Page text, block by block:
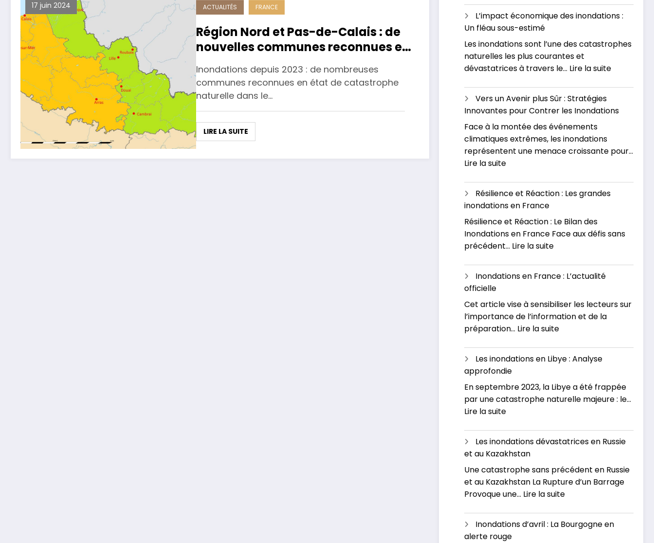
17 juin 2024 ACTUALITÉS FRANCE
Région Nord et Pas-de-Calais : de
nouvelles communes reconnues en
état de catastrophe naturelle
Inondations depuis 2023 : de nombreuses
communes reconnues en état de catastrophe
naturelle dans le…
LIRE LA SUITE
nos
en
:
les
se
L’impact économique des inondations :
Un fléau sous-estimé
Les inondations sont l’une des catastrophes
naturelles les plus courantes et
dévastatrices à travers le… Lire la suite:
fléau
Vers un Avenir plus Sûr : Stratégies
Innovantes pour Contrer les Inondations
Face à la montée des événements
climatiques extrêmes, les inondations
représentent une menace croissante pour…
Lire la suite:
Avenir
plus
Sûr
:
Stratégies
pour
Inondations
Résilience et Réaction : Les grandes
inondations en France
Résilience et Réaction : Le Bilan des
Inondations en France Face aux défis sans
précédent… Lire la suite:
Réaction
Les
grandes
inondations
France
Inondations en France : L’actualité
officielle
Cet article vise à sensibiliser les lecteurs sur
l’importance de l’information et de la
préparation… Lire la suite:
France
L’actualité
officielle
Les inondations en Libye : Analyse
approfondie
En septembre 2023, la Libye a été frappée
par une catastrophe naturelle majeure : le…
Lire la suite:
inondations
en
Libye
:
Analyse
approfondie
Les inondations dévastatrices en Russie
et au Kazakhstan
Une catastrophe sans précédent en Russie
et au Kazakhstan La Rupture d’un Barrage
Provoque une… Lire la suite:
dévastatrices
Inondations d’avril : La Bourgogne en
alerte rouge